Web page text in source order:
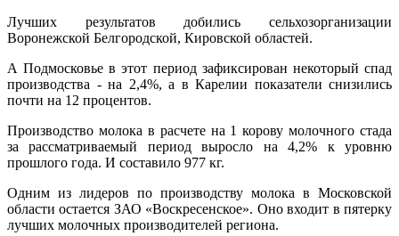
Лучших результатов добились сельхозорганизации
Воронежской Белгородской, Кировской областей.
А Подмосковье в этот период зафиксирован некоторый спад
производства - на 2,4%, а в Карелии показатели снизились
почти на 12 процентов.
Производство молока в расчете на 1 корову молочного стада
за рассматриваемый период выросло на 4,2% к уровню
прошлого года. И составило 977 кг.
Одним из лидеров по производству молока в Московской
области остается ЗАО «Воскресенское». Оно входит в пятерку
лучших молочных производителей региона.